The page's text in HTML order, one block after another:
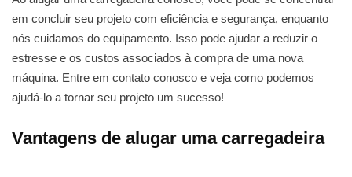
em concluir seu projeto com eficiência e segurança, enquanto
nós cuidamos do equipamento. Isso pode ajudar a reduzir o
estresse e os custos associados à compra de uma nova
máquina. Entre em contato conosco e veja como podemos
ajudá-lo a tornar seu projeto um sucesso!
Vantagens de alugar uma carregadeira